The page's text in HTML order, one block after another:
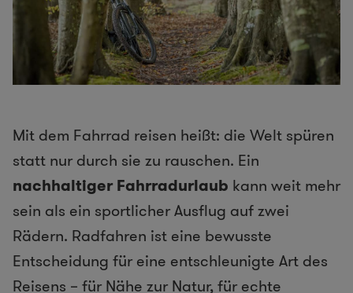
Mit dem Fahrrad reisen heißt: die Welt spüren
statt nur durch sie zu rauschen. Ein
nachhaltiger Fahrradurlaub kann weit mehr
sein als ein sportlicher Ausflug auf zwei
Rädern. Radfahren ist eine bewusste
Entscheidung für eine entschleunigte Art des
Reisens – für Nähe zur Natur, für echte